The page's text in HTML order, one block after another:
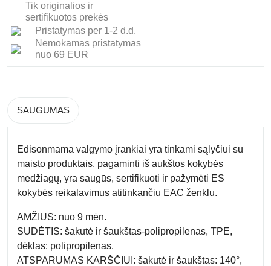
Tik originalios ir
sertifikuotos prekės
Pristatymas per 1-2 d.d.
Nemokamas pristatymas
nuo 69 EUR
SAUGUMAS
Edisonmama valgymo įrankiai yra tinkami sąlyčiui su
maisto produktais, pagaminti iš aukštos kokybės
medžiagų, yra saugūs, sertifikuoti ir pažymėti ES
kokybės reikalavimus atitinkančiu EAC ženklu.
AMŽIUS: nuo 9 mėn.
SUDĖTIS: šakutė ir šaukštas-polipropilenas, TPE,
dėklas: polipropilenas.
ATSPARUMAS KARŠČIUI: šakutė ir šaukštas: 140°,